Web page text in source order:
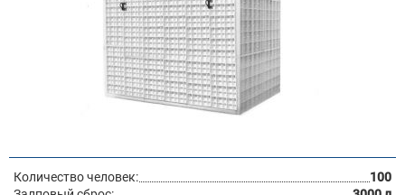
Количество человек:
100